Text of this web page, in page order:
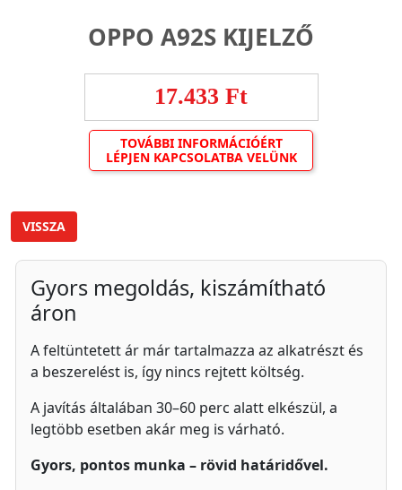
OPPO A92S KIJELZŐ
17.433 Ft
TOVÁBBI INFORMÁCIÓÉRT
LÉPJEN KAPCSOLATBA VELÜNK
VISSZA
Gyors megoldás, kiszámítható
áron
A feltüntetett ár már tartalmazza az alkatrészt és
a beszerelést is, így nincs rejtett költség.
A javítás általában 30–60 perc alatt elkészül, a
legtöbb esetben akár meg is várható.
Gyors, pontos munka – rövid határidővel.